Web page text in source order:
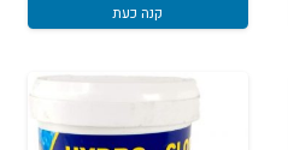
קנה כעת